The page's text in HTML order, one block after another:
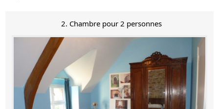
2. Chambre pour 2 personnes